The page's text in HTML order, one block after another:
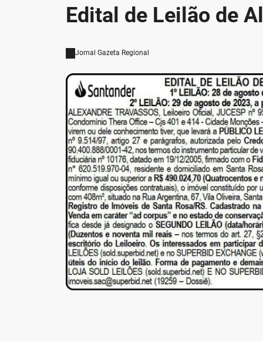
Edital de Leilão de
Jornal Gazeta Regional